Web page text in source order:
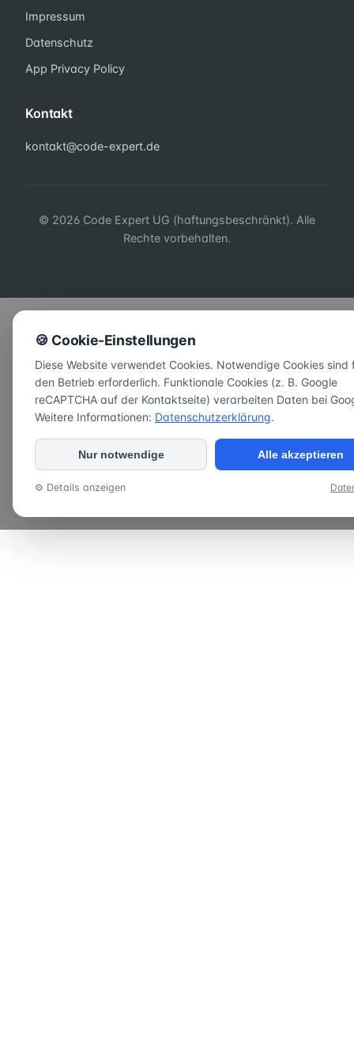
Impressum
Datenschutz
App Privacy Policy
Kontakt
kontakt@code-expert.de
© 2026 Code Expert UG (haftungsbeschränkt). Alle
Rechte vorbehalten.
🍪 Cookie-Einstellungen
Diese Website verwendet Cookies. Notwendige Cookies sind
den Betrieb erforderlich. Funktionale Cookies (z. B. Google
reCAPTCHA auf der Kontaktseite) verarbeiten Daten bei
Weitere Informationen: Datenschutzerklärung.
Nur notwendige Alle akzeptieren
⚙ Details anzeigen